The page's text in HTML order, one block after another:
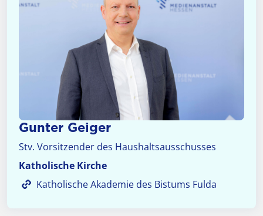
Gunter Geiger
Stv. Vorsitzender des Haushaltsausschusses
Katholische Kirche
Katholische Akademie des Bistums Fulda